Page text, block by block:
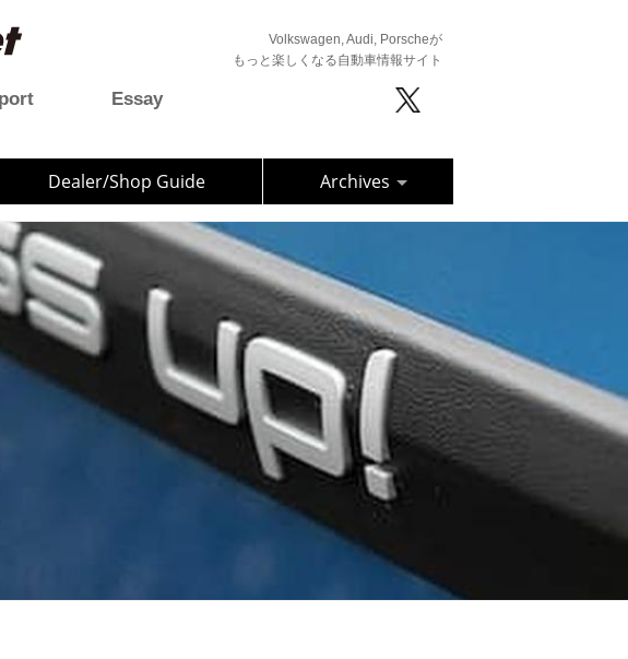
Volkswagen, Audi, Porscheが
もっと楽しくなる自動車情報サイト
Essay
Dealer/Shop Guide Archives